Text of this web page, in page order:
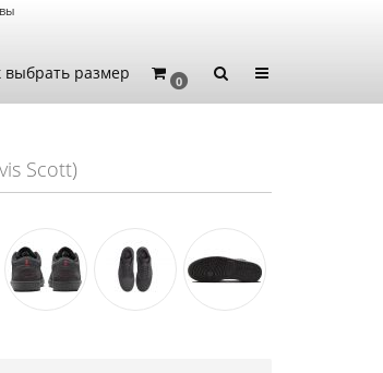
выбрать размер 0
Scott)